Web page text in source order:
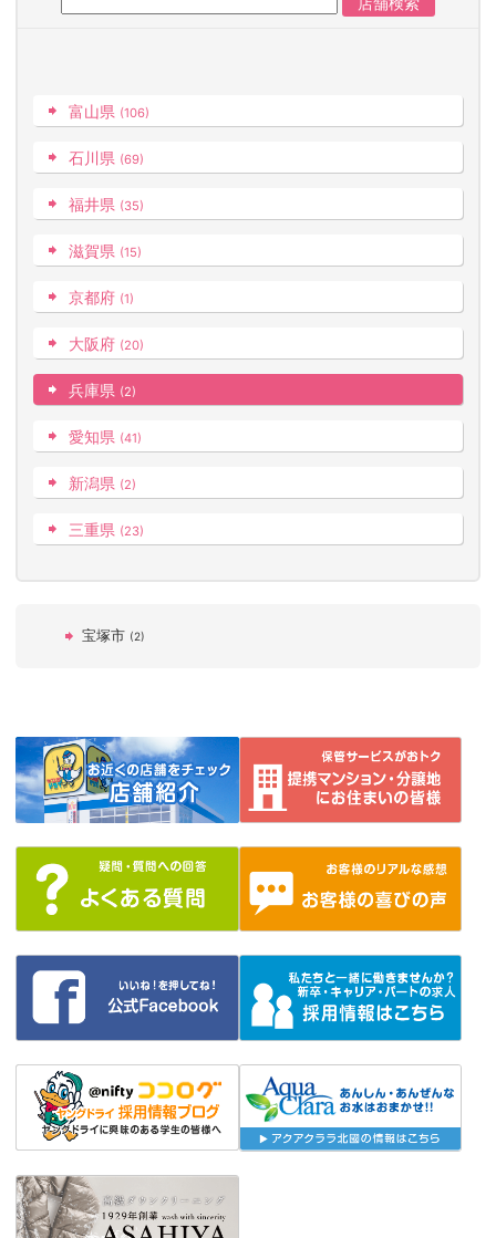
富山県 (106)
石川県 (69)
福井県 (35)
滋賀県 (15)
京都府 (1)
大阪府 (20)
兵庫県 (2)
愛知県 (41)
新潟県 (2)
三重県 (23)
宝塚市 (2)